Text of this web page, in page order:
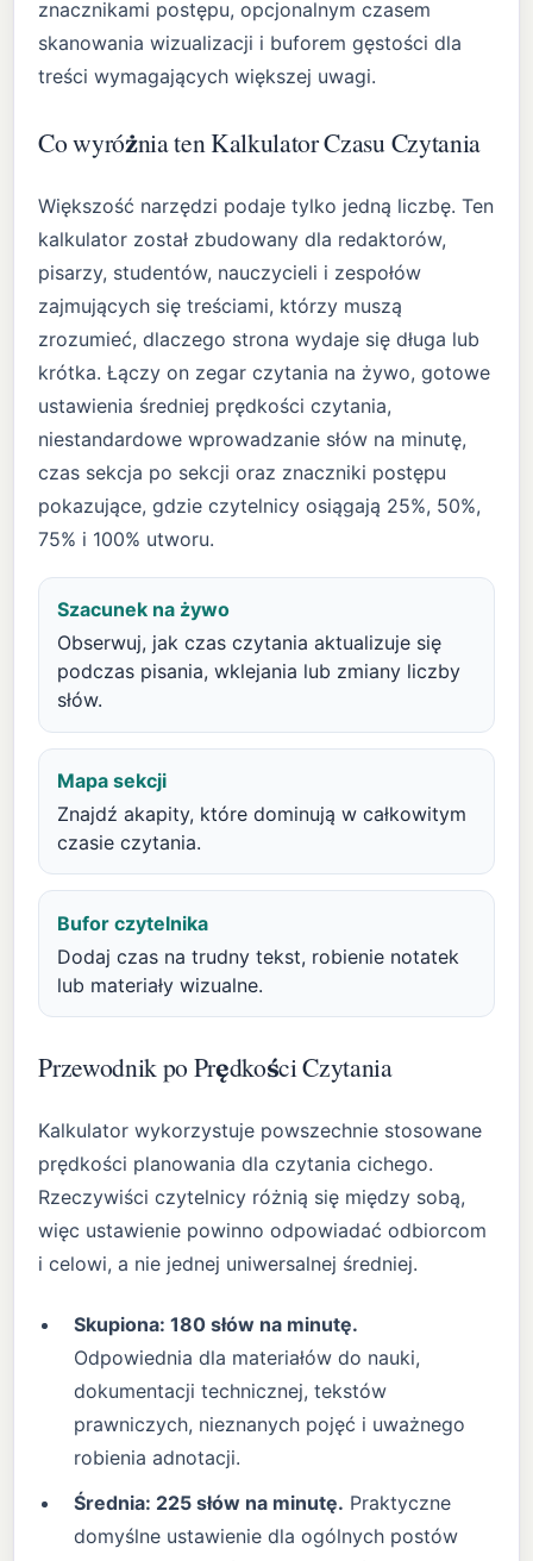
znacznikami postępu, opcjonalnym czasem
skanowania wizualizacji i buforem gęstości dla
treści wymagających większej uwagi.
Co wyróżnia ten Kalkulator Czasu Czytania
Większość narzędzi podaje tylko jedną liczbę. Ten
kalkulator został zbudowany dla redaktorów,
pisarzy, studentów, nauczycieli i zespołów
zajmujących się treściami, którzy muszą
zrozumieć, dlaczego strona wydaje się długa lub
krótka. Łączy on zegar czytania na żywo, gotowe
ustawienia średniej prędkości czytania,
niestandardowe wprowadzanie słów na minutę,
czas sekcja po sekcji oraz znaczniki postępu
pokazujące, gdzie czytelnicy osiągają 25%, 50%,
75% i 100% utworu.
Szacunek na żywo
Obserwuj, jak czas czytania aktualizuje się
podczas pisania, wklejania lub zmiany liczby
słów.
Mapa sekcji
Znajdź akapity, które dominują w całkowitym
czasie czytania.
Bufor czytelnika
Dodaj czas na trudny tekst, robienie notatek
lub materiały wizualne.
Przewodnik po Prędkości Czytania
Kalkulator wykorzystuje powszechnie stosowane
prędkości planowania dla czytania cichego.
Rzeczywiści czytelnicy różnią się między sobą,
więc ustawienie powinno odpowiadać odbiorcom
i celowi, a nie jednej uniwersalnej średniej.
Skupiona: 180 słów na minutę.
Odpowiednia dla materiałów do nauki,
dokumentacji technicznej, tekstów
prawniczych, nieznanych pojęć i uważnego
robienia adnotacji.
Średnia: 225 słów na minutę. Praktyczne
domyślne ustawienie dla ogólnych postów